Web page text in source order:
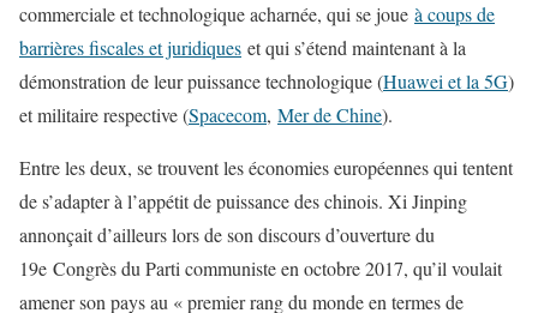
commerciale et technologique acharnée, qui se joue à coups de
barrières fiscales et juridiques et qui s’étend maintenant à la
démonstration de leur puissance technologique (Huawei et la 5G)
et militaire respective (Spacecom, Mer de Chine).
Entre les deux, se trouvent les économies européennes qui tentent
de s’adapter à l’appétit de puissance des chinois. Xi Jinping
annonçait d’ailleurs lors de son discours d’ouverture du
19e Congrès du Parti communiste en octobre 2017, qu’il voulait
amener son pays au « premier rang du monde en termes de